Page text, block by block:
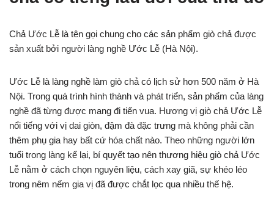
Chả Ước Lễ là tên gọi chung cho các sản phẩm giò chả được
sản xuất bởi người làng nghề Ước Lễ (Hà Nội).
Ước Lễ là làng nghề làm giò chả có lịch sử hơn 500 năm ở Hà
Nội. Trong quá trình hình thành và phát triển, sản phẩm của làng
nghề đã từng được mang đi tiến vua. Hương vị giò chả Ước Lễ
nổi tiếng với vị dai giòn, đậm đà đặc trưng mà không phải cần
thêm phụ gia hay bất cứ hóa chất nào. Theo những người lớn
tuổi trong làng kể lại, bí quyết tạo nên thương hiệu giò chả Ước
Lễ nằm ở cách chọn nguyên liệu, cách xay giã, sự khéo léo
trong nêm nếm gia vị đã được chắt lọc qua nhiều thế hệ.